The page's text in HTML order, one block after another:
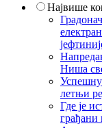
Највише
Ниша
Успешну
летњи
Где је